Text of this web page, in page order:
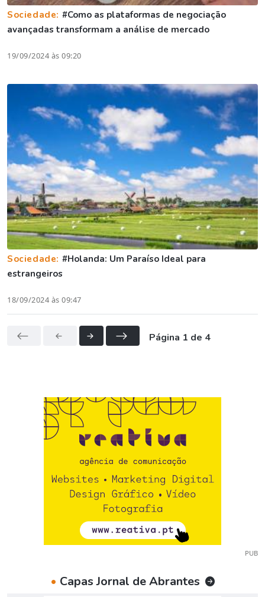
Sociedade: #Como as plataformas de negociação
avançadas transformam a análise de mercado
19/09/2024 às 09:20
Sociedade: #Holanda: Um Paraíso Ideal para
estrangeiros
18/09/2024 às 09:47
Página 1 de 4
PUB
• Capas Jornal de Abrantes